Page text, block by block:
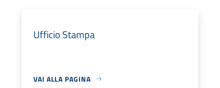
Ufficio Stampa
VAI ALLA PAGINA